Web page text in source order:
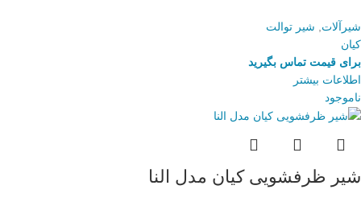
شیرآلات
شیر توالت
کیان
برای قیمت تماس بگیرید
اطلاعات بیشتر
ناموجود
شیر ظرفشویی کیان مدل النا